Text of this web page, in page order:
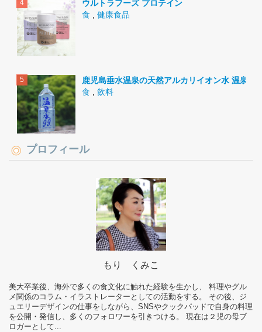
ウルトラフーズ プロテイン
食
健康食品
鹿児島垂水温泉の天然アルカリイオン水 温泉水
食
飲料
プロフィール
もり くみこ
美大卒業後、海外で多くの食文化に触れた経験を生かし、 料理やグル
メ関係のコラム・イラストレーターとしての活動をする。 その後、ジ
ュエリーデザインの仕事をしながら、SNSやクックパッドで自身の料理
を公開・発信し、多くのフォロワーを引きつける。 現在は２児の母ブ
ロガーとして...